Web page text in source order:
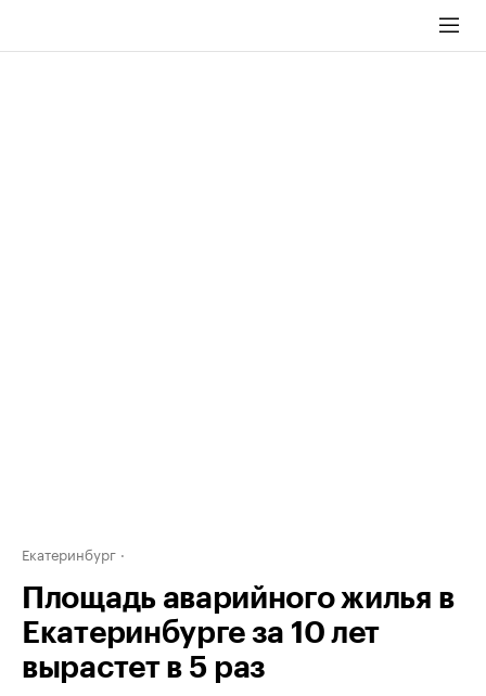
Екатеринбург
Площадь аварийного жилья в
Екатеринбурге за 10 лет
вырастет в 5 раз